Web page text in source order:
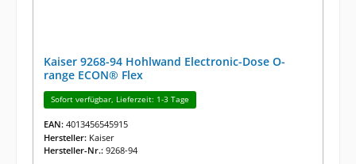
Kaiser 9268-94 Hohlwand Electronic-Dose O-
range ECON® Flex
Sofort verfügbar, Lieferzeit: 1-3 Tage
EAN: 4013456545915
Hersteller: Kaiser
Hersteller-Nr.: 9268-94